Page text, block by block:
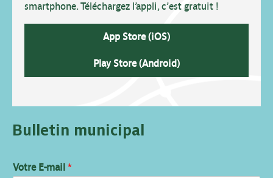
smartphone. Téléchargez l’appli, c’est gratuit !
App Store (iOS)
Play Store (Android)
Bulletin municipal
Votre E-mail *